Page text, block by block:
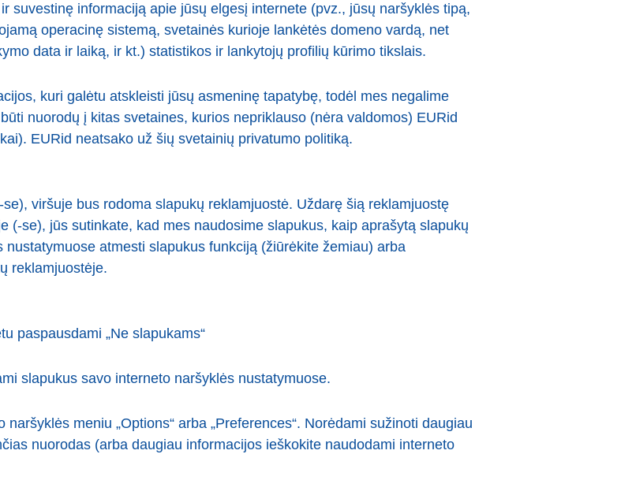
suvestinę informaciją apie jūsų elgesį internete (pvz., jūsų naršyklės tipą,
operacinę sistemą, svetainės kurioje lankėtės domeno vardą, net
data ir laiką, ir kt.) statistikos ir lankytojų profilių kūrimo tikslais.
kuri galėtu atskleisti jūsų asmeninę tapatybę, todėl mes negalime
nuorodų į kitas svetaines, kurios nepriklauso (nėra valdomos) EURid
EURid neatsako už šių svetainių privatumo politiką.
viršuje bus rodoma slapukų reklamjuostė. Uždarę šią reklamjuostę
(-se), jūs sutinkate, kad mes naudosime slapukus, kaip aprašytą slapukų
atmesti slapukus funkciją (žiūrėkite žemiau) arba
reklamjuostėje.
paspausdami „Ne slapukams“
slapukus savo interneto naršyklės nustatymuose.
meniu „Options“ arba „Preferences“. Norėdami sužinoti daugiau
nuorodas (arba daugiau informacijos ieškokite naudodami interneto